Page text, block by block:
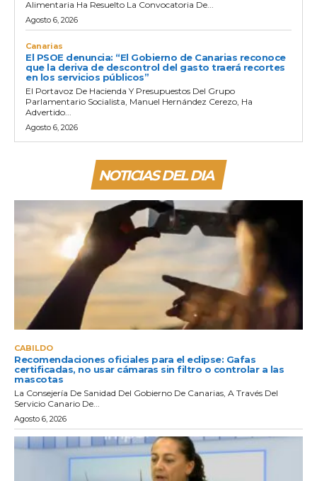
Alimentaria Ha Resuelto La Convocatoria De...
Agosto 6, 2026
Canarias
El PSOE denuncia: “El Gobierno de Canarias reconoce
que la deriva de descontrol del gasto traerá recortes
en los servicios públicos”
El Portavoz De Hacienda Y Presupuestos Del Grupo
Parlamentario Socialista, Manuel Hernández Cerezo, Ha
Advertido...
Agosto 6, 2026
NOTICIAS DEL DIA
CABILDO
Recomendaciones oficiales para el eclipse: Gafas
certificadas, no usar cámaras sin filtro o controlar a las
mascotas
La Consejería De Sanidad Del Gobierno De Canarias, A Través Del
Servicio Canario De...
Agosto 6, 2026